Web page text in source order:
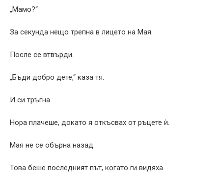
„Мамо?“
За секунда нещо трепна в лицето на Мая.
После се втвърди.
„Бъди добро дете,“ каза тя.
И си тръгна.
Нора плачеше, докато я откъсвах от ръцете ѝ.
Мая не се обърна назад.
Това беше последният път, когато ги видяха.